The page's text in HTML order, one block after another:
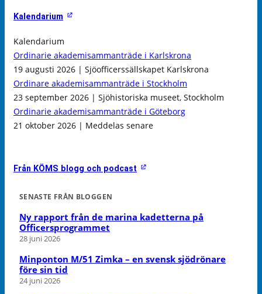
Kalendarium
Kalendarium
Ordinarie akademisammanträde i Karlskrona
19 augusti 2026 | Sjöofficerssällskapet Karlskrona
Ordinare akademisammanträde i Stockholm
23 september 2026 | Sjöhistoriska museet, Stockholm
Ordinarie akademisammanträde i Göteborg
21 oktober 2026 | Meddelas senare
Från KÖMS blogg och podcast
SENASTE FRÅN BLOGGEN
Ny rapport från de marina kadetterna på
Officersprogrammet
28 juni 2026
Minponton M/51 Zimka – en svensk sjödrönare
före sin tid
24 juni 2026